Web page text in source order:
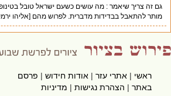
גם זה צריך שיאמר : מה עושים כשעם ישראל טובל בטינופת
מותר להתאבל בבדידות מדברית. לפרוש מהם [אליהו ירמיה
ראשי|אתרי עזר|אודות חידוש|פרסם
באתר|הצהרת נגישות|מדיניות